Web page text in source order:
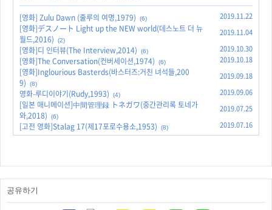
[영화] Zulu Dawn (줄루의 여명,1979) (6) 2019.11.22
[영화]デスノート Light up the NEW world(데스노트 더 뉴
월드,2016)
(2)
2019.11.04
[영화]디 인터뷰(The Interview,2014) (6) 2019.10.30
[영화]The Conversation(컨버세이션,1974) (6) 2019.10.18
[영화]Inglourious Basterds(바스터즈:거친 녀석들,200
9)
(8)
2019.09.18
영화-루디이야기(Rudy,1993) (4) 2019.09.06
[일본 애니메이션]中間管理録 トネガワ(중간관리록 토네가
와,2018)
(6)
2019.07.25
[고전 영화]Stalag 17(제17포로수용소,1953) (8) 2019.07.16
공유하기